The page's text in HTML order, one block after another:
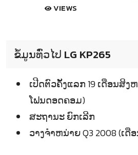
VIEWS
ຂໍ້ມູນທົ່ວໄປ LG KP265
ເປີດຕົວຄັ້ງແລກ 19 ເດືອນສິງ
ໂຟນດອດຄອມ)
ສະຖານະ ຍົກເລີກ
ວາງຈຳຫນ່າຍ Q3 2008 (ເດື